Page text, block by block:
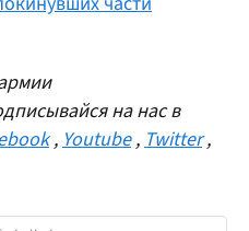
на нас в
,Youtube ,Twitter ,